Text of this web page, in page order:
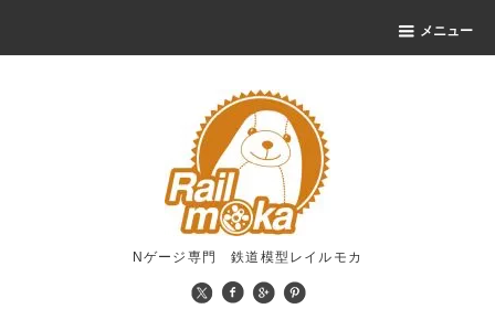
メニュー
Nゲージ専門 鉄道模型レイルモカ